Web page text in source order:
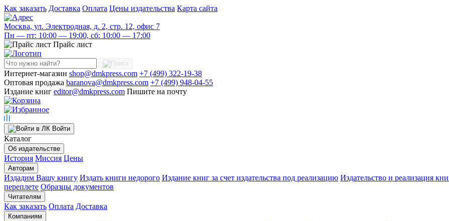
Как заказать Доставка Оплата Цены издательства Карта сайта
Москва, ул. Электродная, д. 2, стр. 12, офис 7
Пн — пт: 10:00 — 19:00, сб: 10:00 — 17:00
Прайс лист
Интернет-магазин shop@dmkpress.com +7 (499) 322-19-38
Оптовая продажа baranova@dmkpress.com +7 (499) 948-04-55
Издание книг editor@dmkpress.com Пишите на почту
Войти
Каталог
Об издательстве
История Миссия Цены
Авторам
Издадим Вашу книгу Издать книги недорого Издание книг за счет издательства под реализацию Издательство и реализация
переплете Образцы документов
Читателям
Как заказать Оплата Доставка
Компаниям